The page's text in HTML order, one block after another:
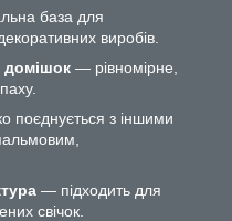
база для
виробів.
домішок — рівномірне,
поєднується з іншими
— підходить для
свічок.